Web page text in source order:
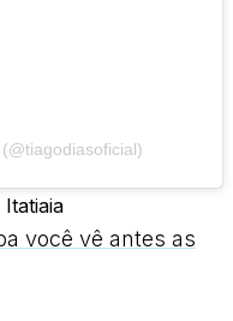
Itatiaia
você vê antes as